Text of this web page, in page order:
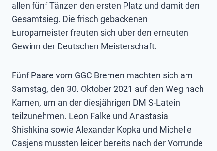
allen fünf Tänzen den ersten Platz und damit den
Gesamtsieg. Die frisch gebackenen
Europameister freuten sich über den erneuten
Gewinn der Deutschen Meisterschaft.
Fünf Paare vom GGC Bremen machten sich am
Samstag, den 30. Oktober 2021 auf den Weg nach
Kamen, um an der diesjährigen DM S-Latein
teilzunehmen. Leon Falke und Anastasia
Shishkina sowie Alexander Kopka und Michelle
Casjens mussten leider bereits nach der Vorrunde